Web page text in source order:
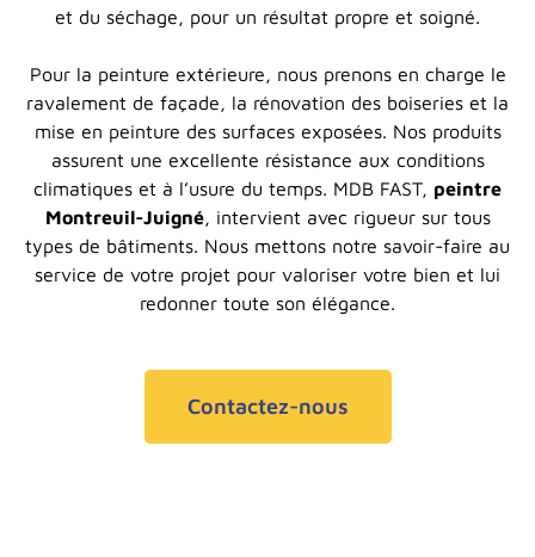
et du séchage, pour un résultat propre et soigné.
Pour la peinture extérieure, nous prenons en charge le
ravalement de façade, la rénovation des boiseries et la
mise en peinture des surfaces exposées. Nos produits
assurent une excellente résistance aux conditions
climatiques et à l’usure du temps. MDB FAST, peintre
Montreuil-Juigné, intervient avec rigueur sur tous
types de bâtiments. Nous mettons notre savoir-faire au
service de votre projet pour valoriser votre bien et lui
redonner toute son élégance.
Contactez-nous